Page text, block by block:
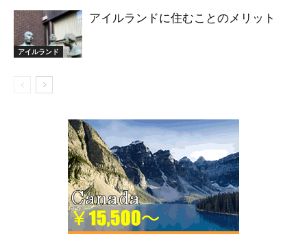
アイルランド
アイルランドに住むことのメリット